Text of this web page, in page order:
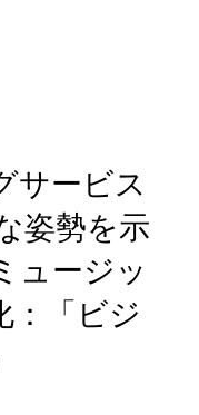
サービス
姿勢を示
ュージッ
：「ビジ